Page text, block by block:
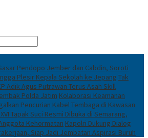
Pendopo Jember dan Cabdin, Soroti
Plesir Kepala Sekolah ke Jepang Tak
Adik Agus Putrawan Terus Asah Skill
Polda Jatim Kolaborasi Keamanan
Pencurian Kabel Tembaga di Kawasan
Tapak Suci Resmi Dibuka di Semarang,
Kehormatan Kapolri Dukung Dialog
Siap Jadi Jembatan Aspirasi Buruh